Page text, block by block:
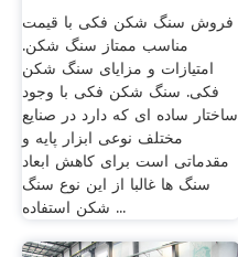
فروش سنگ شکن فکی با قیمت
مناسب ممتاز سنگ شکن.
امتیازات و مزایای سنگ شکن
فکی. سنگ شکن فکی با وجود
ساختار ساده ای که دارد در صنایع
مختلف نوعی ابزار پایه و
مقدماتی است برای کاهش ابعاد
سنگ ها غالبا از این نوع سنگ
شکن استفاده ...